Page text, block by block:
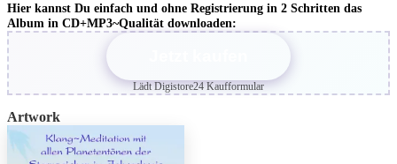
Hier kannst Du einfach und ohne Registrierung in 2 Schritten das
Album in CD+MP3~Qualität downloaden:
Lädt Digistore24 Kaufformular
Artwork